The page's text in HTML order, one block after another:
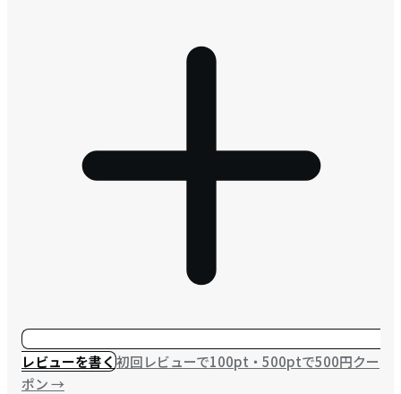
レビューを書く初回レビューで100pt・500ptで500円クー
ポン→